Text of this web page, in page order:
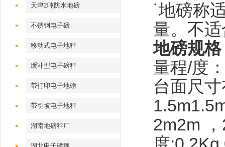
天津2吨防水地磅
不锈钢电子磅
移动式电子地秤
缓冲型电子磅秤
带打印电子地磅
带引坡电子地秤
湖南地磅秤厂
˙地磅称
量。不
地磅规
量程/度
台面尺
2m2m
，